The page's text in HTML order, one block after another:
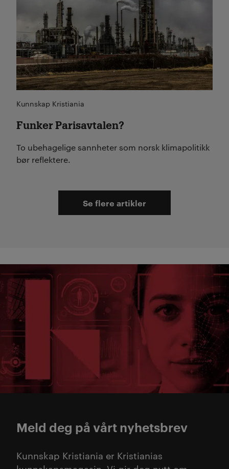
Kunnskap Kristiania
Funker Parisavtalen?
To ubehagelige sannheter som norsk klimapolitikk
bør reflektere.
Se flere artikler
Meld deg på vårt nyhetsbrev
Kunnskap Kristiania er Kristianias